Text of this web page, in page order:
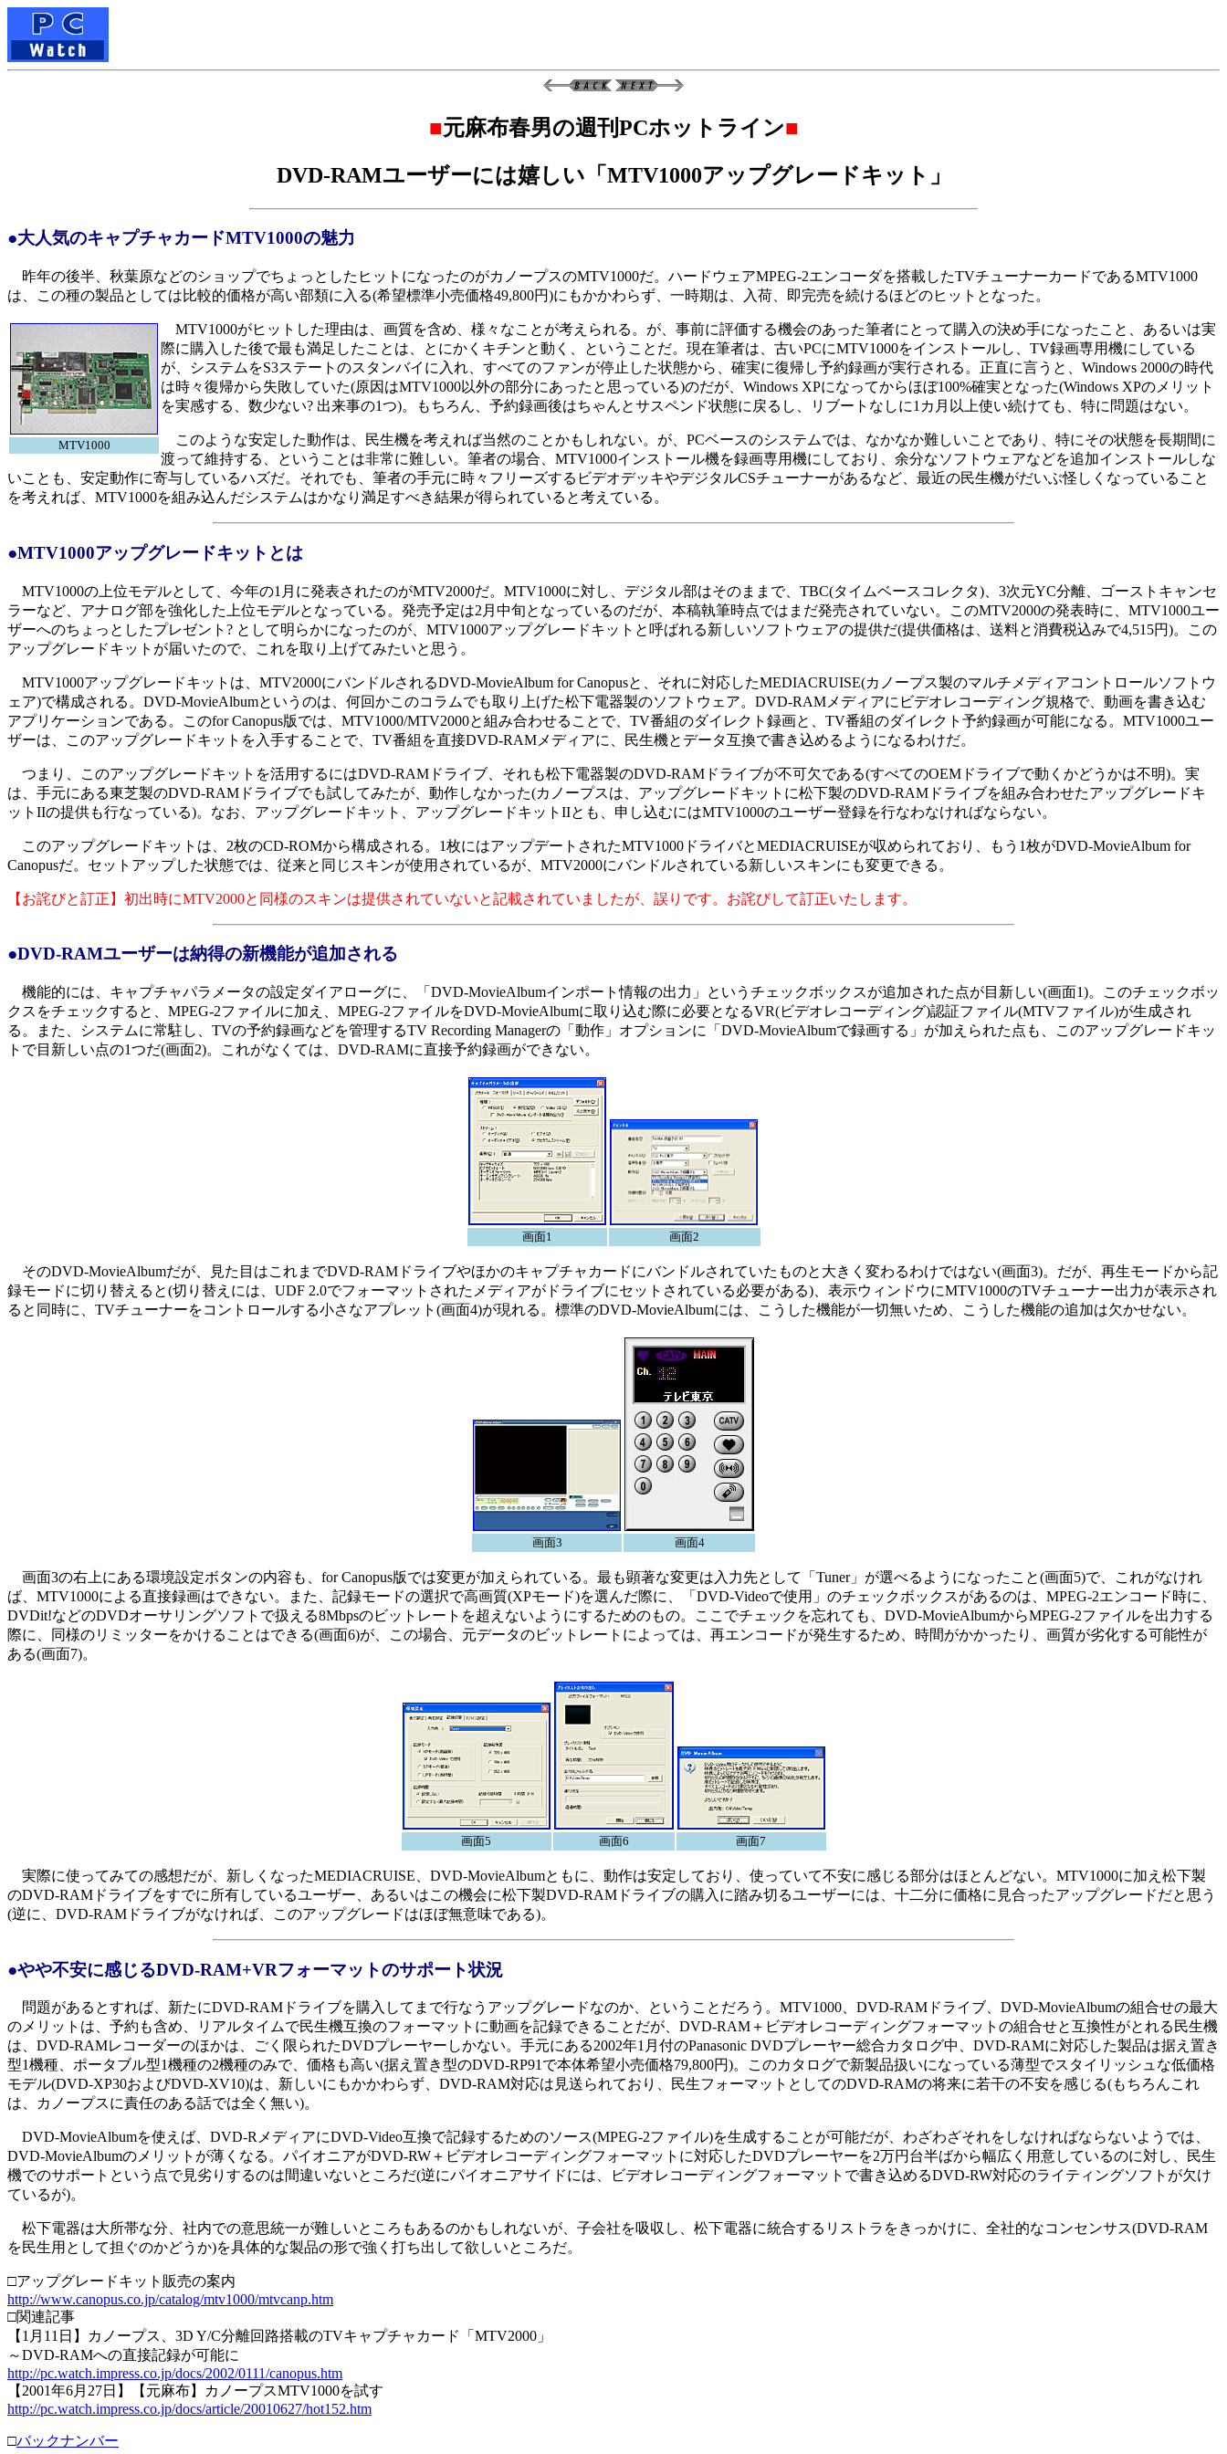
■元麻布春男の週刊PCホットライン■
DVD-RAMユーザーには嬉しい「MTV1000アップグレードキット」
●大人気のキャプチャカードMTV1000の魅力
昨年の後半、秋葉原などのショップでちょっとしたヒットになったのがカノープスのMTV1000だ。ハードウェアMPEG-2エンコーダを搭載したTVチューナーカードであるMTV1000
は、この種の製品としては比較的価格が高い部類に入る(希望標準小売価格49,800円)にもかかわらず、一時期は、入荷、即完売を続けるほどのヒットとなった。
MTV1000
MTV1000がヒットした理由は、画質を含め、様々なことが考えられる。が、事前に評価する機会のあった筆者にとって購入の決め手になったこと、あるいは実
際に購入した後で最も満足したことは、とにかくキチンと動く、ということだ。現在筆者は、古いPCにMTV1000をインストールし、TV録画専用機にしている
が、システムをS3ステートのスタンバイに入れ、すべてのファンが停止した状態から、確実に復帰し予約録画が実行される。正直に言うと、Windows 2000の時代
は時々復帰から失敗していた(原因はMTV1000以外の部分にあったと思っている)のだが、Windows XPになってからほぼ100%確実となった(Windows XPのメリット
を実感する、数少ない? 出来事の1つ)。もちろん、予約録画後はちゃんとサスペンド状態に戻るし、リブートなしに1カ月以上使い続けても、特に問題はない。
このような安定した動作は、民生機を考えれば当然のことかもしれない。が、PCベースのシステムでは、なかなか難しいことであり、特にその状態を長期間に
渡って維持する、ということは非常に難しい。筆者の場合、MTV1000インストール機を録画専用機にしており、余分なソフトウェアなどを追加インストールしな
いことも、安定動作に寄与しているハズだ。それでも、筆者の手元に時々フリーズするビデオデッキやデジタルCSチューナーがあるなど、最近の民生機がだいぶ怪しくなっていること
を考えれば、MTV1000を組み込んだシステムはかなり満足すべき結果が得られていると考えている。
●MTV1000アップグレードキットとは
MTV1000の上位モデルとして、今年の1月に発表されたのがMTV2000だ。MTV1000に対し、デジタル部はそのままで、TBC(タイムベースコレクタ)、3次元YC分離、ゴーストキャンセ
ラーなど、アナログ部を強化した上位モデルとなっている。発売予定は2月中旬となっているのだが、本稿執筆時点ではまだ発売されていない。このMTV2000の発表時に、MTV1000ユー
ザーへのちょっとしたプレゼント? として明らかになったのが、MTV1000アップグレードキットと呼ばれる新しいソフトウェアの提供だ(提供価格は、送料と消費税込みで4,515円)。この
アップグレードキットが届いたので、これを取り上げてみたいと思う。
MTV1000アップグレードキットは、MTV2000にバンドルされるDVD-MovieAlbum for Canopusと、それに対応したMEDIACRUISE(カノープス製のマルチメディアコントロールソフトウ
ェア)で構成される。DVD-MovieAlbumというのは、何回かこのコラムでも取り上げた松下電器製のソフトウェア。DVD-RAMメディアにビデオレコーディング規格で、動画を書き込む
アプリケーションである。このfor Canopus版では、MTV1000/MTV2000と組み合わせることで、TV番組のダイレクト録画と、TV番組のダイレクト予約録画が可能になる。MTV1000ユー
ザーは、このアップグレードキットを入手することで、TV番組を直接DVD-RAMメディアに、民生機とデータ互換で書き込めるようになるわけだ。
つまり、このアップグレードキットを活用するにはDVD-RAMドライブ、それも松下電器製のDVD-RAMドライブが不可欠である(すべてのOEMドライブで動くかどうかは不明)。実
は、手元にある東芝製のDVD-RAMドライブでも試してみたが、動作しなかった(カノープスは、アップグレードキットに松下製のDVD-RAMドライブを組み合わせたアップグレードキ
ットIIの提供も行なっている)。なお、アップグレードキット、アップグレードキットIIとも、申し込むにはMTV1000のユーザー登録を行なわなければならない。
このアップグレードキットは、2枚のCD-ROMから構成される。1枚にはアップデートされたMTV1000ドライバとMEDIACRUISEが収められており、もう1枚がDVD-MovieAlbum for
Canopusだ。セットアップした状態では、従来と同じスキンが使用されているが、MTV2000にバンドルされている新しいスキンにも変更できる。
【お詫びと訂正】初出時にMTV2000と同様のスキンは提供されていないと記載されていましたが、誤りです。お詫びして訂正いたします。
●DVD-RAMユーザーは納得の新機能が追加される
機能的には、キャプチャパラメータの設定ダイアローグに、「DVD-MovieAlbumインポート情報の出力」というチェックボックスが追加された点が目新しい(画面1)。このチェックボッ
クスをチェックすると、MPEG-2ファイルに加え、MPEG-2ファイルをDVD-MovieAlbumに取り込む際に必要となるVR(ビデオレコーディング)認証ファイル(MTVファイル)が生成され
る。また、システムに常駐し、TVの予約録画などを管理するTV Recording Managerの「動作」オプションに「DVD-MovieAlbumで録画する」が加えられた点も、このアップグレードキッ
トで目新しい点の1つだ(画面2)。これがなくては、DVD-RAMに直接予約録画ができない。
画面1 画面2
そのDVD-MovieAlbumだが、見た目はこれまでDVD-RAMドライブやほかのキャプチャカードにバンドルされていたものと大きく変わるわけではない(画面3)。だが、再生モードから記
録モードに切り替えると(切り替えには、UDF 2.0でフォーマットされたメディアがドライブにセットされている必要がある)、表示ウィンドウにMTV1000のTVチューナー出力が表示され
ると同時に、TVチューナーをコントロールする小さなアプレット(画面4)が現れる。標準のDVD-MovieAlbumには、こうした機能が一切無いため、こうした機能の追加は欠かせない。
画面3 画面4
画面3の右上にある環境設定ボタンの内容も、for Canopus版では変更が加えられている。最も顕著な変更は入力先として「Tuner」が選べるようになったこと(画面5)で、これがなけれ
ば、MTV1000による直接録画はできない。また、記録モードの選択で高画質(XPモード)を選んだ際に、「DVD-Videoで使用」のチェックボックスがあるのは、MPEG-2エンコード時に、
DVDit!などのDVDオーサリングソフトで扱える8Mbpsのビットレートを超えないようにするためのもの。ここでチェックを忘れても、DVD-MovieAlbumからMPEG-2ファイルを出力する
際に、同様のリミッターをかけることはできる(画面6)が、この場合、元データのビットレートによっては、再エンコードが発生するため、時間がかかったり、画質が劣化する可能性が
ある(画面7)。
画面5 画面6 画面7
実際に使ってみての感想だが、新しくなったMEDIACRUISE、DVD-MovieAlbumともに、動作は安定しており、使っていて不安に感じる部分はほとんどない。MTV1000に加え松下製
のDVD-RAMドライブをすでに所有しているユーザー、あるいはこの機会に松下製DVD-RAMドライブの購入に踏み切るユーザーには、十二分に価格に見合ったアップグレードだと思う
(逆に、DVD-RAMドライブがなければ、このアップグレードはほぼ無意味である)。
●やや不安に感じるDVD-RAM+VRフォーマットのサポート状況
問題があるとすれば、新たにDVD-RAMドライブを購入してまで行なうアップグレードなのか、ということだろう。MTV1000、DVD-RAMドライブ、DVD-MovieAlbumの組合せの最大
のメリットは、予約も含め、リアルタイムで民生機互換のフォーマットに動画を記録できることだが、DVD-RAM＋ビデオレコーディングフォーマットの組合せと互換性がとれる民生機
は、DVD-RAMレコーダーのほかは、ごく限られたDVDプレーヤーしかない。手元にある2002年1月付のPanasonic DVDプレーヤー総合カタログ中、DVD-RAMに対応した製品は据え置き
型1機種、ポータブル型1機種の2機種のみで、価格も高い(据え置き型のDVD-RP91で本体希望小売価格79,800円)。このカタログで新製品扱いになっている薄型でスタイリッシュな低価格
モデル(DVD-XP30およびDVD-XV10)は、新しいにもかかわらず、DVD-RAM対応は見送られており、民生フォーマットとしてのDVD-RAMの将来に若干の不安を感じる(もちろんこれ
は、カノープスに責任のある話では全く無い)。
DVD-MovieAlbumを使えば、DVD-RメディアにDVD-Video互換で記録するためのソース(MPEG-2ファイル)を生成することが可能だが、わざわざそれをしなければならないようでは、
DVD-MovieAlbumのメリットが薄くなる。パイオニアがDVD-RW＋ビデオレコーディングフォーマットに対応したDVDプレーヤーを2万円台半ばから幅広く用意しているのに対し、民生
機でのサポートという点で見劣りするのは間違いないところだ(逆にパイオニアサイドには、ビデオレコーディングフォーマットで書き込めるDVD-RW対応のライティングソフトが欠け
ているが)。
松下電器は大所帯な分、社内での意思統一が難しいところもあるのかもしれないが、子会社を吸収し、松下電器に統合するリストラをきっかけに、全社的なコンセンサス(DVD-RAM
を民生用として担ぐのかどうか)を具体的な製品の形で強く打ち出して欲しいところだ。
□アップグレードキット販売の案内
http://www.canopus.co.jp/catalog/mtv1000/mtvcanp.htm
□関連記事
【1月11日】カノープス、3D Y/C分離回路搭載のTVキャプチャカード「MTV2000」
～DVD-RAMへの直接記録が可能に
http://pc.watch.impress.co.jp/docs/2002/0111/canopus.htm
【2001年6月27日】【元麻布】カノープスMTV1000を試す
http://pc.watch.impress.co.jp/docs/article/20010627/hot152.htm
□バックナンバー